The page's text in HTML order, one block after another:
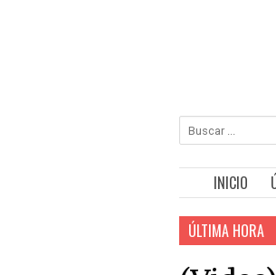
INICIO
ÚLTIMA HORA